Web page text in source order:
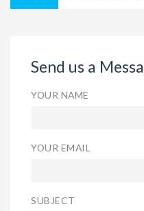
Send us a
YOUR NAME
YOUR EMAIL
SUBJECT